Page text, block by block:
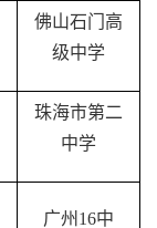
佛山石门高
级中学
珠海市第二
中学
广州 16中